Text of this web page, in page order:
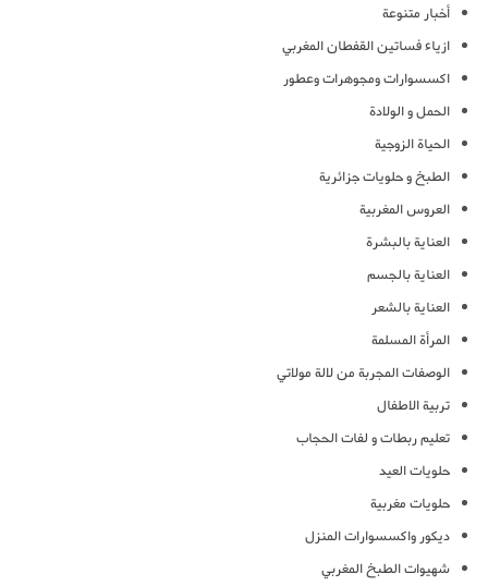
أخبار متنوعة
ازياء فساتين القفطان المغربي
اكسسوارات ومجوهرات وعطور
الحمل و الولادة
الحياة الزوجية
الطبخ و حلويات جزائرية
العروس المغربية
العناية بالبشرة
العناية بالجسم
العناية بالشعر
المرأة المسلمة
الوصفات المجربة من لالة مولاتي
تربية الاطفال
تعليم ربطات و لفات الحجاب
حلويات العيد
حلويات مغربية
ديكور واكسسوارات المنزل
شهيوات الطبخ المغربي